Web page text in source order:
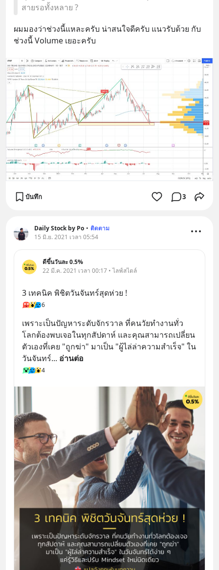
สายรอทั้งหลาย ?
ผมมองว่าช่วงนี้แหละครับ น่าสนใจดีครับ แนวรับด้วย กับ
ช่วงนี้ Volume เยอะครับ
บันทึก 3
Daily Stock by Po • ติดตาม
15 มิ.ย. 2021 เวลา 05:54
ดีขึ้นวันละ 0.5%
22 มี.ค. 2021 เวลา 00:17 • ไลฟ์สไตล์
3 เทคนิค พิชิตวันจันทร์สุดห่วย !
6
เพราะเป็นปัญหาระดับจักรวาล ที่คนวัยทำงานทั่ว
โลกต้องพบเจอในทุกสัปดาห์ และคุณสามารถเปลี่ยน
ตัวเองที่เคย "ถูกฆ่า" มาเป็น "ผู้ไล่ล่าความสำเร็จ" ใน
วันจันทร์... อ่านต่อ
4